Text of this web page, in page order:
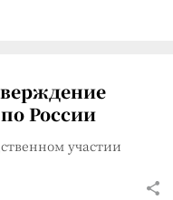
России
участии